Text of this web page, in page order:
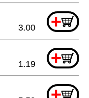
+
3.00
+
1.19